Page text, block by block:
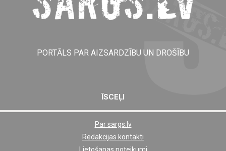
PORTĀLS PAR AIZSARDZĪBU UN DROŠĪBU
ĪSCEĻI
Par sargs.lv
Redakcijas kontakti